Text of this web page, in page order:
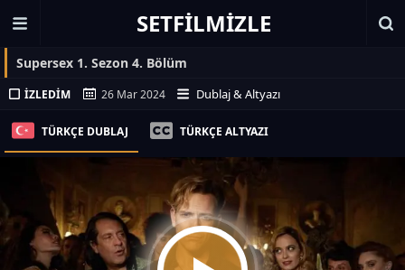
SETFILMIZLE
Supersex 1. Sezon 4. Bölüm
İZLEDIM 26 Mar 2024 Dublaj & Altyazı
TÜRKÇE DUBLAJ TÜRKÇE ALTYAZI